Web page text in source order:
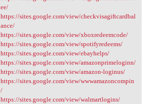
ee/
https://sites.google.com/view/checkvisagiftcardbal
ance/
https://sites.google.com/view/xboxredeemcode/
https://sites.google.com/view/spotifyredeems/
https://sites.google.com/view/ebayhelps/
https://sites.google.com/view/amazonprimeloginn/
https://sites.google.com/view/amazon-loginus/
https://sites.google.com/view/wwwamazoncompin
/
https://sites.google.com/view/walmartlogins/